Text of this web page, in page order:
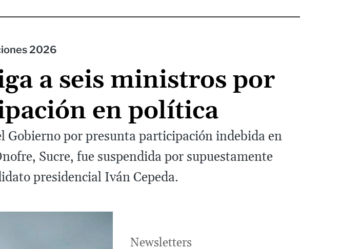
2026
a seis ministros por
en política
Gobierno por presunta participación indebida en
Sucre, fue suspendida por supuestamente
presidencial Iván Cepeda.
Newsletters